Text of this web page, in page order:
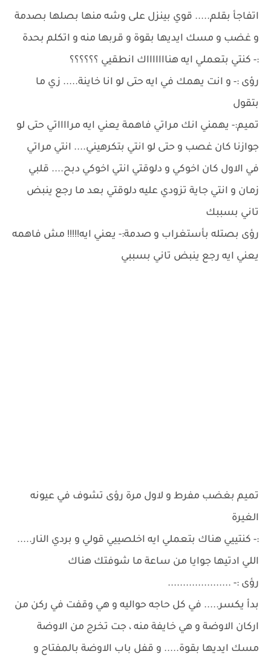
اتفاجأ بقلم..... قوي بينزل على وشه منها بصلها بصدمة
و غضب و مسك ايديها بقوة و قربها منه و اتكلم بحدة
:- كنتي بتعملي ايه هناااااااك انطقيي ؟؟؟؟؟؟
رؤى :- و انت يهمك في ايه حتى لو انا خاينة..... زي ما
بتقول
تميم:- يهمني انك مراتي فاهمة يعني ايه مرااااتي حتى لو
جوازنا كان غصب و حتى لو انتي بتكرهيني.... انتي مراتي
في الاول كان اخوكي و دلوقتي انتي اخوكي دبح.... قلبي
زمان و انتي جاية تزودي عليه دلوقتي بعد ما رجع ينبض
تاني بسببك
رؤى بصتله بأستغراب و صدمة:- يعني ايه!!!!! مش فاهمه
يعني ايه رجع ينبض تاني بسببي
تميم بغضب مفرط و لاول مرة رؤى تشوف في عيونه
الغيرة
:- كنتييي هناك بتعملي ايه اخلصييي قولي و بردي النار.....
اللي ادتيها جوايا من ساعة ما شوفتك هناك
رؤى :- .....................
بدأ يكسر..... في كل حاجه حواليه و هي وقفت في ركن من
اركان الاوضة و هي خايفة منه ، جت تخرج من الاوضة
مسك ايديها بقوة..... و قفل باب الاوضة بالمفتاح و